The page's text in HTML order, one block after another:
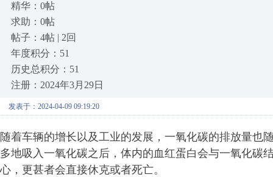
精华：0帖
求助：0帖
帖子：4帖 | 2回
年度积分：51
历史总积分：51
注册：2024年3月29日
发表于：2024-04-09 09:19:20
随着车辆的增长以及工业的发展，一氧化碳的排放量也
多地吸入一氧化碳之后，体内的血红蛋白会与一氧化碳
心，更甚者会直接休克或者死亡。